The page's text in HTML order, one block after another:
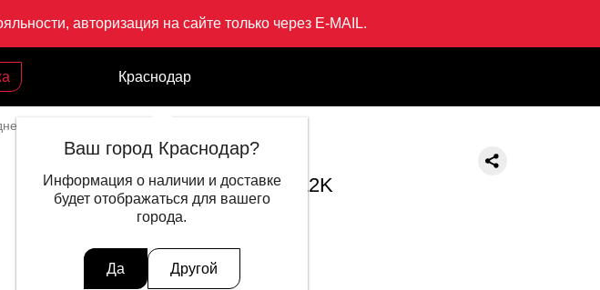
авторизация на сайте только через E-MAIL.
Краснодар
Ваш город Краснодар?
Информация о наличии и доставке
будет отображаться для вашего
города.
Да Другой
стиль для женщин
LI-NING
Кроссовки L2K
15 999 ₽